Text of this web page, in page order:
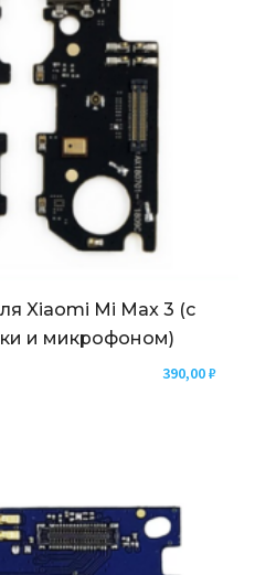
Xiaomi Mi Max 3 (с
и микрофоном)
390,00₽